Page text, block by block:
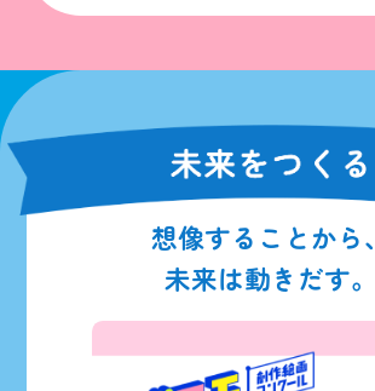
想像することから、
未来は動きだす。